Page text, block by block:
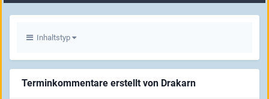
Inhaltstyp
Terminkommentare erstellt von Drakarn